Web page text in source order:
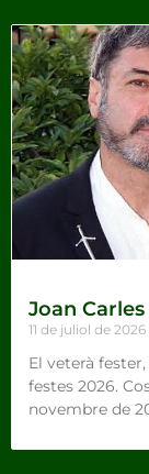
Joan
11 de juliol de 2026
El veterà
festes 2026.
novembre de